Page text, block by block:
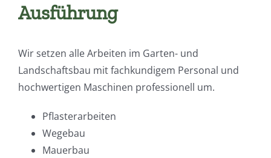
Ausführung
Wir setzen alle Arbeiten im Garten- und
Landschaftsbau mit fachkundigem Personal und
hochwertigen Maschinen professionell um.
Pflasterarbeiten
Wegebau
Mauerbau